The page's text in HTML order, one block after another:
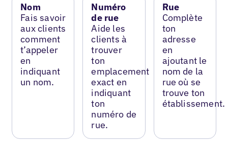
Nom
Fais savoir
aux clients
comment
t’appeler
en
indiquant
un nom.
Numéro
de rue
Aide les
clients à
trouver
ton
emplacement
exact en
indiquant
ton
numéro de
rue.
Rue
Complète
ton
adresse
en
ajoutant le
nom de la
rue où se
trouve ton
établissement.